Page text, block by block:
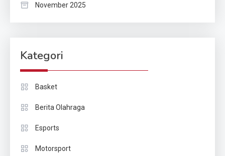
November 2025
Kategori
Basket
Berita Olahraga
Esports
Motorsport